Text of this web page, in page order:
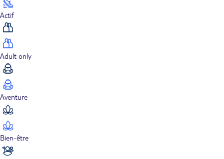
Actif
Adult only
Aventure
Bien-être